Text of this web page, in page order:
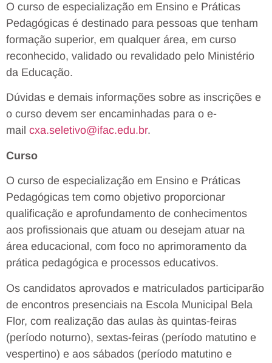
O curso de especialização em Ensino e Práticas
Pedagógicas é destinado para pessoas que tenham
formação superior, em qualquer área, em curso
reconhecido, validado ou revalidado pelo Ministério
da Educação.
Dúvidas e demais informações sobre as inscrições e
o curso devem ser encaminhadas para o e-
mail cxa.seletivo@ifac.edu.br.
Curso
O curso de especialização em Ensino e Práticas
Pedagógicas tem como objetivo proporcionar
qualificação e aprofundamento de conhecimentos
aos profissionais que atuam ou desejam atuar na
área educacional, com foco no aprimoramento da
prática pedagógica e processos educativos.
Os candidatos aprovados e matriculados participarão
de encontros presenciais na Escola Municipal Bela
Flor, com realização das aulas às quintas-feiras
(período noturno), sextas-feiras (período matutino e
vespertino) e aos sábados (período matutino e